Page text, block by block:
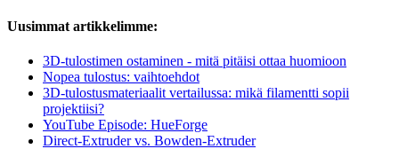
Uusimmat artikkelimme:
3D-tulostimen ostaminen - mitä pitäisi ottaa huomioon
Nopea tulostus: vaihtoehdot
3D-tulostusmateriaalit vertailussa: mikä filamentti sopii
projektiisi?
YouTube Episode: HueForge
Direct-Extruder vs. Bowden-Extruder